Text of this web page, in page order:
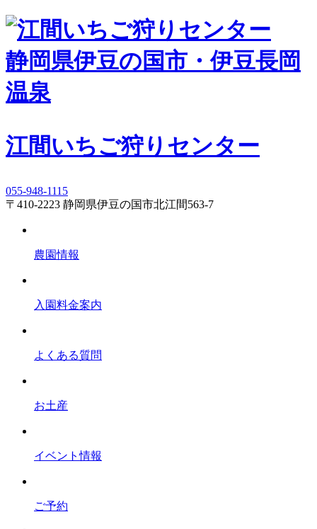
静岡県伊豆の国市・伊豆長岡
温泉
江間いちご狩りセンター
055-948-1115
〒410-2223 静岡県伊豆の国市北江間563-7
農園情報
入園料金案内
よくある質問
お土産
イベント情報
ご予約